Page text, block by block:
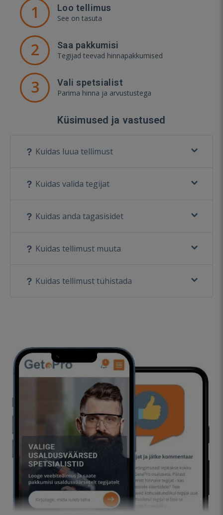
1 Loo tellimus
See on tasuta
2 Saa pakkumisi
Tegijad teevad hinnapakkumised
3 Vali spetsialist
Parima hinna ja arvustustega
Küsimused ja vastused
Kuidas luua tellimust
Kuidas valida tegijat
Kuidas anda tagasisidet
Kuidas tellimust muuta
Kuidas tellimust tühistada